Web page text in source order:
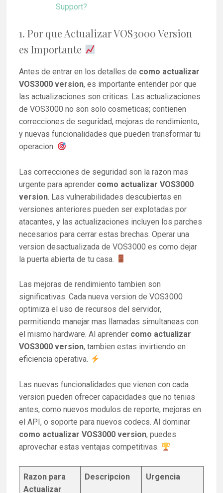
Support?
1. Por que Actualizar VOS3000 Version
es Importante
Antes de entrar en los detalles de como actualizar
VOS3000 version, es importante entender por que
las actualizaciones son criticas. Las actualizaciones
de VOS3000 no son solo cosmeticas; contienen
correcciones de seguridad, mejoras de rendimiento,
y nuevas funcionalidades que pueden transformar tu
operacion.
Las correcciones de seguridad son la razon mas
urgente para aprender como actualizar VOS3000
version. Las vulnerabilidades descubiertas en
versiones anteriores pueden ser explotadas por
atacantes, y las actualizaciones incluyen los parches
necesarios para cerrar estas brechas. Operar una
version desactualizada de VOS3000 es como dejar
la puerta abierta de tu casa.
Las mejoras de rendimiento tambien son
significativas. Cada nueva version de VOS3000
optimiza el uso de recursos del servidor,
permitiendo manejar mas llamadas simultaneas con
el mismo hardware. Al aprender como actualizar
VOS3000 version, tambien estas invirtiendo en
eficiencia operativa.
Las nuevas funcionalidades que vienen con cada
version pueden ofrecer capacidades que no tenias
antes, como nuevos modulos de reporte, mejoras en
el API, o soporte para nuevos codecs. Al dominar
como actualizar VOS3000 version, puedes
aprovechar estas ventajas competitivas.
Razon para
Actualizar
Descripcion Urgencia